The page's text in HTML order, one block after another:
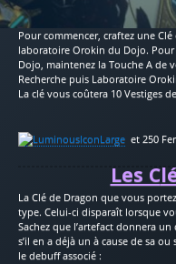
Pour commencer, craftez une
laboratoire Orokin du Dojo.
Dojo, maintenez la Touche A de
Recherche puis Laboratoire
La clé vous coûtera 10 Vestiges
et 250
Les C
La Clé de Dragon que vous
type. Celui-ci disparaît lorsque
Sachez que l’artefact donnera
s’il en a déjà un à cause de sa
le debuff associé :